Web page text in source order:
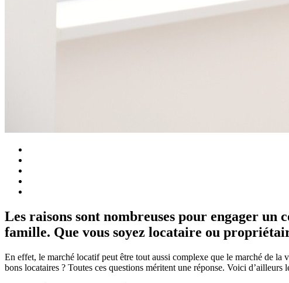
Les raisons sont nombreuses pour engager
famille. Que vous soyez locataire ou
En effet, le marché locatif peut être tout aussi complexe que le marché de
bons locataires ? Toutes ces questions méritent une réponse. Voici